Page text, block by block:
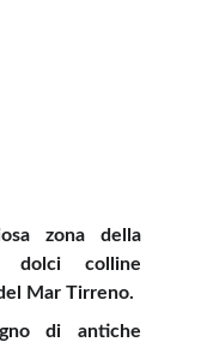
zona della
dolci colline
Mar Tirreno.
di antiche